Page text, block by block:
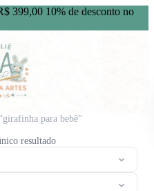
399,00 10% de desconto no
para bebê”
resultado